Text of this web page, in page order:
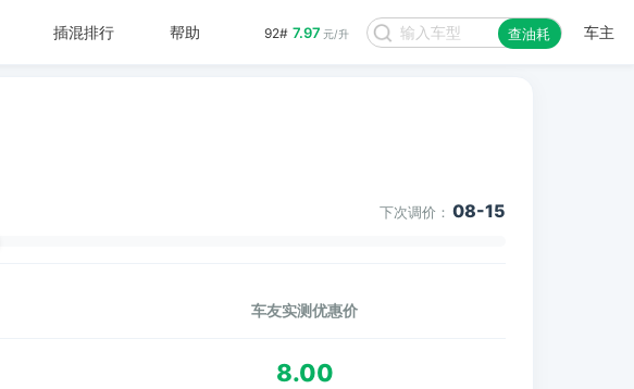
92# 7.97 元/升 查油耗 车主
插混排行 帮助
下次调价： 08-15
车友实测优惠价
8.00